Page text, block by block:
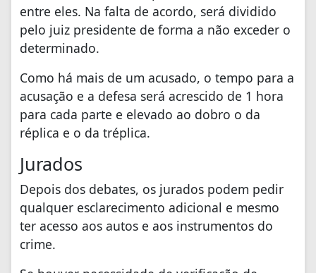
entre eles. Na falta de acordo, será dividido
pelo juiz presidente de forma a não exceder o
determinado.
Como há mais de um acusado, o tempo para a
acusação e a defesa será acrescido de 1 hora
para cada parte e elevado ao dobro o da
réplica e o da tréplica.
Jurados
Depois dos debates, os jurados podem pedir
qualquer esclarecimento adicional e mesmo
ter acesso aos autos e aos instrumentos do
crime.